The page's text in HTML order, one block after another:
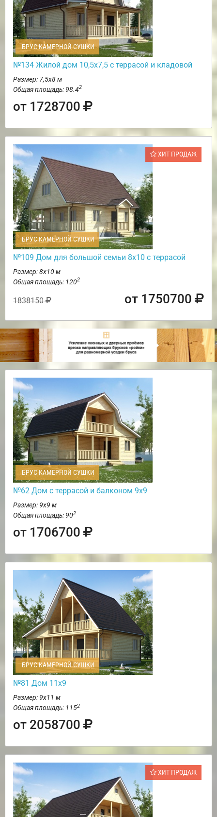
БРУС КАМЕРНОЙ СУШКИ
№134 Жилой дом 10,5х7,5 с террасой и кладовой
Размер: 7,5х8 м
Общая площадь: 98.42
от 1728700
ХИТ ПРОДАЖ
БРУС КАМЕРНОЙ СУШКИ
№109 Дом для большой семьи 8х10 с террасой
Размер: 8х10 м
Общая площадь: 1202
1838150 от 1750700
БРУС КАМЕРНОЙ СУШКИ
№62 Дом c террасой и балконом 9х9
Размер: 9х9 м
Общая площадь: 902
от 1706700
БРУС КАМЕРНОЙ СУШКИ
№81 Дом 11х9
Размер: 9х11 м
Общая площадь: 1152
от 2058700
ХИТ ПРОДАЖ